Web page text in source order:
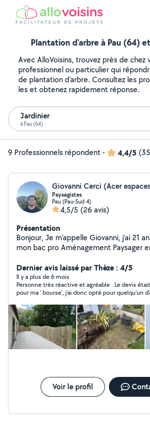
Plantation d'arbre à Pau (64)
Avec AlloVoisins, trouvez près de chez
professionnel ou particulier qui
de plantation d'arbre. Consultez les
les et obtenez rapidement réponse.
Jardinier
à Pau (64)
9 Professionnels répondent- 4,4/5
Paysagistes
Pau (Pau-Sud 4)
4,5/5 (26 avis)
Présentation
Bonjour, Je m'appelle Giovanni, j'ai 21 ans et j'ai obtenu
mon bac pro Aménagement Paysager
suis en mesure de réaliser diverses
notamment : La tonte et l'entretien des pelouses ; Les
débroussaillages ; La taille des haies ; Les travaux
d'élagage ; La maçonnerie paysagère ; La plantation;
L'arrosage automatique; Terrasse,clôture; Le
terrassement; Je suis disponible pour toute demande
ou projet paysager, et je m'engage à
de qualité.
Dernier avis laissé par Thèze : 4/5
Il y a plus de 6 mois
Personne très réactive et agréable . Le devis
pour ma ‘ bourse’, j’ai donc opté pour quelqu’un
car je le pense fiable et sérieux.
Voir le profil